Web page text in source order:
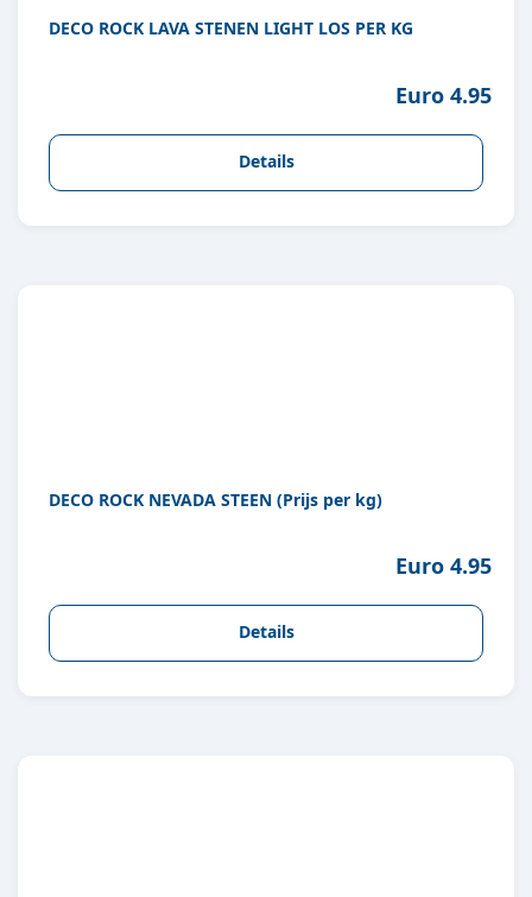
DECO ROCK LAVA STENEN LIGHT LOS PER KG
Euro 4.95
Details
DECO ROCK NEVADA STEEN (Prijs per kg)
Euro 4.95
Details